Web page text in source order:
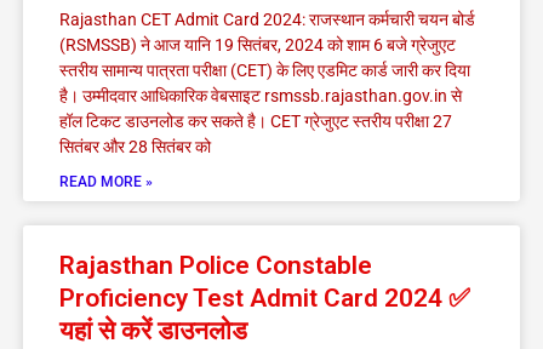
Rajasthan CET Admit Card 2024: राजस्थान कर्मचारी चयन बोर्ड
(RSMSSB) ने आज यानि 19 सितंबर, 2024 को शाम 6 बजे ग्रेजुएट
स्तरीय सामान्य पात्रता परीक्षा (CET) के लिए एडमिट कार्ड जारी कर दिया
है। उम्मीदवार आधिकारिक वेबसाइट rsmssb.rajasthan.gov.in से
हॉल टिकट डाउनलोड कर सकते है। CET ग्रेजुएट स्तरीय परीक्षा 27
सितंबर और 28 सितंबर को
READ MORE »
Rajasthan Police Constable
Proficiency Test Admit Card 2024 ✅
यहां से करें डाउनलोड